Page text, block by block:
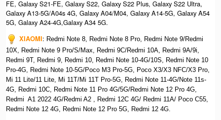
FE, Galaxy S21-FE, Galaxy S22, Galaxy S22 Plus, Galaxy S22 Ultra,
Galaxy A13-5G/A04s 4G, Galaxy A04/M04, Galaxy A14-5G, Galaxy A54
5G, Galaxy A24-4G,Galaxy A34 5G.
XIAOMI: Redmi Note 8, Redmi Note 8 Pro, Redmi Note 9/Redmi
10X, Redmi Note 9 Pro/S/Max, Redmi 9C/Redmi 10A, Redmi 9A/9i,
Redmi 9T, Redmi 9, Redmi 10, Redmi Note 10-4G/10S, Redmi Note 10
Pro-4G, Redmi Note 10-5G/Poco M3 Pro-5G, Poco X3/X3 NFC/X3 Pro,
Mi 11 Lite/11 Lite, Mi 11T/Mi 11T Pro-5G, Redmi Note 11-4G/Note 11s-
4G, Redmi 10C, Redmi Note 11 Pro 4G/5G/Redmi Note 12 Pro 4G,
Redmi A1 2022 4G/Redmi A2 , Redmi 12C 4G/ Redmi 11A/ Poco C55,
Redmi Note 12 4G, Redmi Note 12 Pro 5G, Redmi 12 4G.